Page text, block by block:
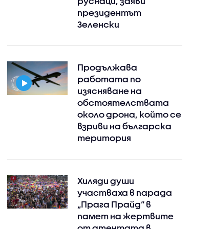
президентът
Зеленски
Продължава
работата по
изясняване на
обстоятелствата
около дрона, който се
взриви на българска
територия
Хиляди души
участваха в парада
„Прага Прайд“ в
памет на жертвите